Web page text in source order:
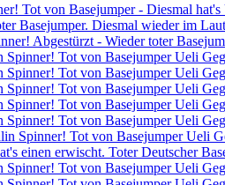
Tot von Basejumper - Diesmal
Basejumper. Diesmal wieder im
Abgestürzt - Wieder toter
Spinner! Tot von Basejumper Ueli
Spinner! Tot von Basejumper Ueli
Spinner! Tot von Basejumper Ueli
Spinner! Tot von Basejumper Ueli
Spinner! Tot von Basejumper Ueli
Spinner! Tot von Basejumper Ueli
einen erwischt. Toter Deutscher
Spinner! Tot von Basejumper Ueli